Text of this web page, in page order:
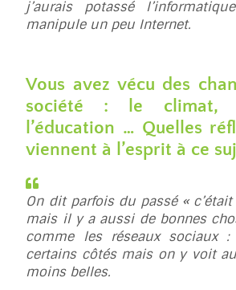
j’aurais potassé
manipule un peu Internet.
Vous avez vécu des
société : le climat,
l’éducation … Quelles
viennent à l’esprit à ce
On dit parfois du passé «
mais il y a aussi de bonnes
comme les réseaux sociaux :
certains côtés mais on y voit
moins belles.